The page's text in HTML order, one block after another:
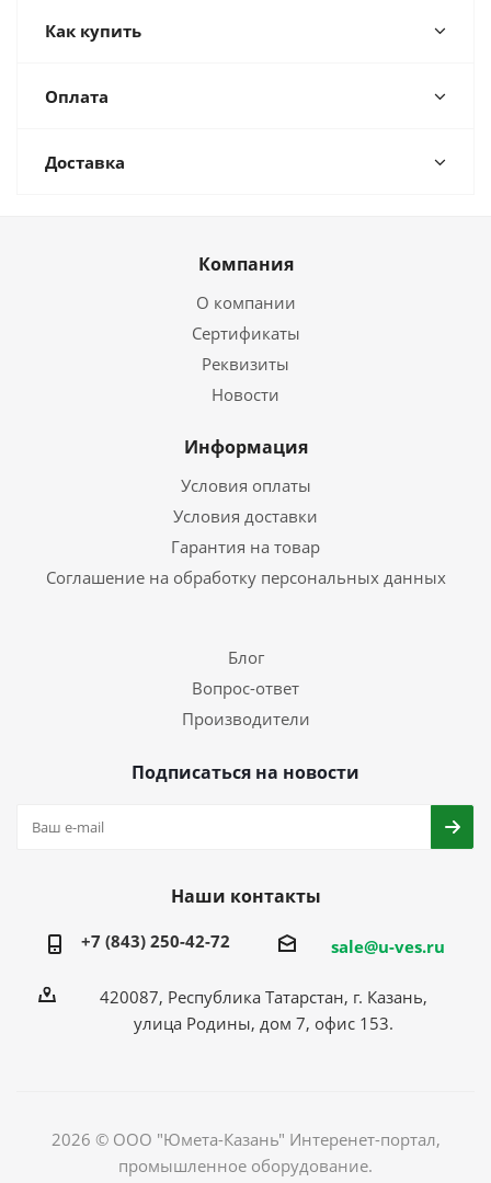
Как купить
Оплата
Доставка
Компания
О компании
Сертификаты
Реквизиты
Новости
Информация
Условия оплаты
Условия доставки
Гарантия на товар
Соглашение на обработку персональных данных
Блог
Вопрос-ответ
Производители
Подписаться на новости
Наши контакты
+7 (843) 250-42-72 sale@u-ves.ru
420087, Республика Татарстан, г. Казань,
улица Родины, дом 7, офис 153.
2026 © ООО "Юмета-Казань" Интеренет-портал,
промышленное оборудование.